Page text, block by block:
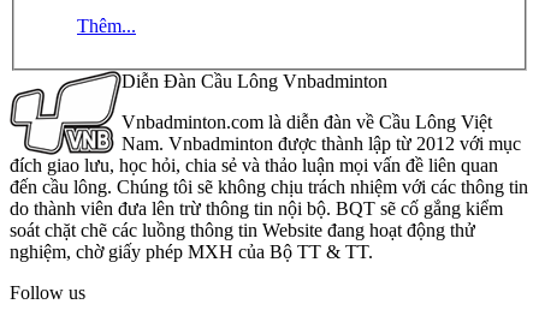
Thêm...
Diễn Đàn Cầu Lông Vnbadminton
Vnbadminton.com là diễn đàn về Cầu Lông Việt
Nam. Vnbadminton được thành lập từ 2012 với mục
đích giao lưu, học hỏi, chia sẻ và thảo luận mọi vấn đề liên quan
đến cầu lông. Chúng tôi sẽ không chịu trách nhiệm với các thông tin
do thành viên đưa lên trừ thông tin nội bộ. BQT sẽ cố gắng kiểm
soát chặt chẽ các luồng thông tin Website đang hoạt động thử
nghiệm, chờ giấy phép MXH của Bộ TT & TT.
Follow us